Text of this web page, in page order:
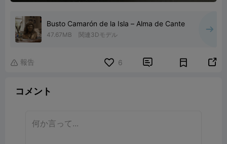
Busto Camarón de la Isla – Alma de Cante
47.67MB 関連3Dモデル
 報告 6  
コメント